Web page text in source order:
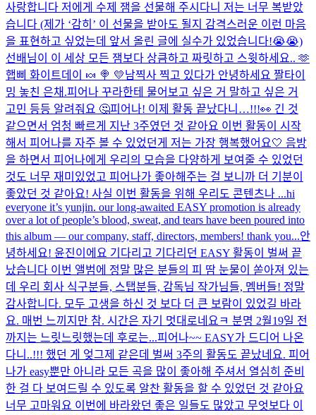
사랑합니다 저에게 수제 잼을 선물해 주시다니 저는 너무 복받았
습니다 (제가 ‘감히’ 이 선물을 받아도 될지 감격스러운 이런 마음
을 표현하고 싶었는데 앞서 올린 글에 실수가 있었습니다!😭😭)
선배님이 이 세상 모든 잼보다 상큼하고 짜릿하고 스윗하세요.. 🫶
햅삐 화이트데이 🍬 🍭 💛남찍사 찍고 있다가 안녕하세요 짤타이
밍 놓친 은채.피어나 꾸라한테 물어보고 싶은 거 말하고 싶은 거
고민 등등 알려줘요 🤔피어나! 이제 활동 끝났다니…!!!👀 긴 것
같으면서 엄청 빠르게 지난 3주였던 것 같아요 이번 활동이 시작
해서 피어나를 자주 볼 수 있었던게 저는 가장 행복했어요🤍 음방
을 하면서 피어나에게 우리의 모습을 다양하게 보여줄 수 있었던
것도 너무 재미있었고 피어나가 좋아해주는 걸 보니까 더 기분이
좋았던 것 같아요! 사실 이번 활동을 위해 우리도 콘텐츠나 ...hi
everyone it’s yunjin. our long-awaited EASY promotion is already
over a lot of people’s blood, sweat, and tears have been poured into
this album — our company, staff, directors, members! thank you...안
녕하세요! 윤진이에요 기다리고 기다리던 EASY 활동이 벌써 끝
났습니다 이번 앨범에 정말 많은 분들의 피 땀 눈물이 쏟아져 있는
데 우리 회사 식구분들, 스탭분들, 감독님 작가님들, 멤버들! 정말
감사합니다. 모두 고생을 하신 것 보다 더 큰 보람이 있었길 바라
요. 매번 느끼지만 참. 시간은 자기 멋대로네요ㅋ 분명 2월19일 전
까지는 느릿느릿했는데 후로는...피어나~~ EASY가 드디어 나온
다니..!!! 했던 게 엊그제 같은데 벌써 3주의 활동도 끝났네요. 피어
나가 easy뿐만 아니라 모든 곡을 많이 좋아해 주셔서 열심히 준비
한 걸 다 보여드릴 수 있도록 알찬 활동을 할 수 있었던 것 같아요
너무 고마워요 이번에 바라왔던 좋은 일들도 많았고 무엇보다 이